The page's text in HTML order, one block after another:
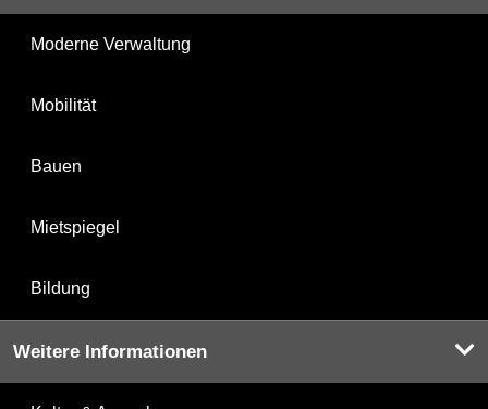
Moderne Verwaltung
Mobilität
Bauen
Mietspiegel
Bildung
Weitere Informationen